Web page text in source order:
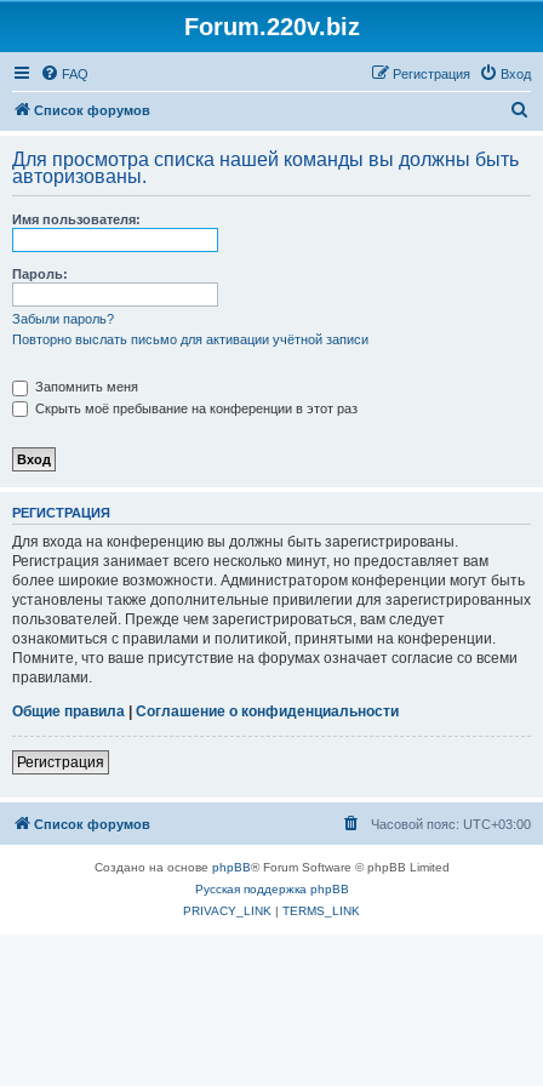
Forum.220v.biz
FAQ Вход
Регистрация
Список форумов
с
Для просмотра списка нашей команды вы должны быть
авторизованы.
Имя пользователя:
Пароль:
Забыли пароль?
Повторно выслать письмо для активации учётной записи
Запомнить меня
Скрыть моё пребывание на конференции в этот раз
РЕГИСТРАЦИЯ
Для входа на конференцию вы должны быть зарегистрированы.
Регистрация занимает всего несколько минут, но предоставляет вам
более широкие возможности. Администратором конференции могут быть
установлены также дополнительные привилегии для зарегистрированных
пользователей. Прежде чем зарегистрироваться, вам следует
ознакомиться с правилами и политикой, принятыми на конференции.
Помните, что ваше присутствие на форумах означает согласие со всеми
правилами.
Общие правила | Соглашение о конфиденциальности
Регистрация
Список форумов Часовой пояс: UTC+03:00
Создано на основе phpBB® Forum Software © phpBB Limited
Русская поддержка phpBB
PRIVACY_LINK | TERMS_LINK